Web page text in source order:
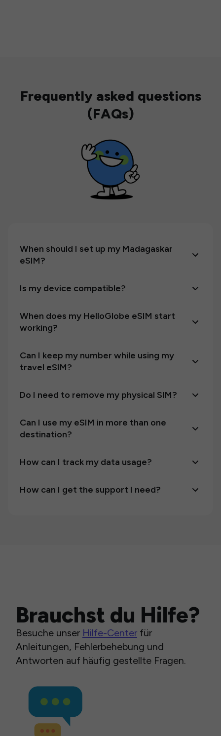
Frequently asked questions
(FAQs)
When should I set up my Madagaskar
eSIM?
Is my device compatible?
When does my HelloGlobe eSIM start
working?
Can I keep my number while using my
travel eSIM?
Do I need to remove my physical SIM?
Can I use my eSIM in more than one
destination?
How can I track my data usage?
How can I get the support I need?
Brauchst du Hilfe?
Besuche unser Hilfe-Center für
Anleitungen, Fehlerbehebung und
Antworten auf häufig gestellte Fragen.